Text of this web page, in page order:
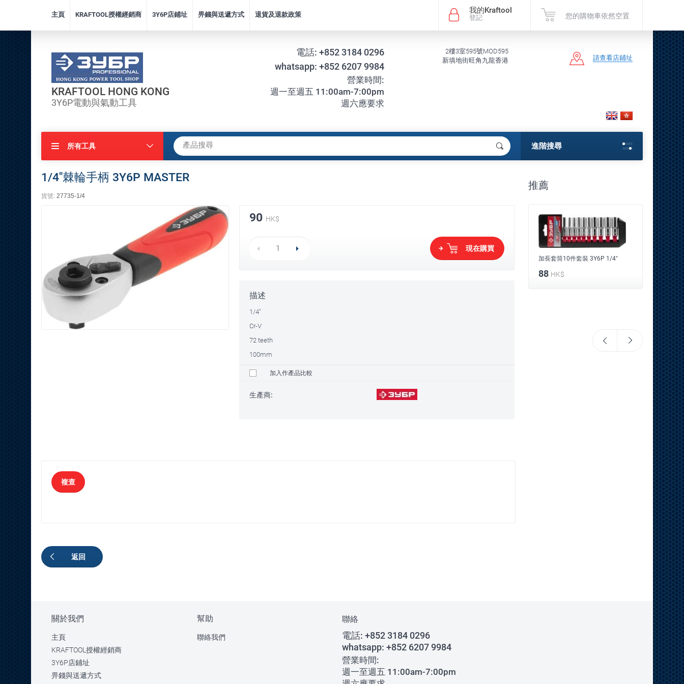
我的Kraftool
登記 您的購物車依然空置
主頁 KRAFTOOL授權經銷商 3Y6P店鋪址 畀錢與送遞方式 退貨及退款政策
KRAFTOOL HONG KONG
3Y6P電動與氣動工具
電話: +852 3184 0296
whatsapp: +852 6207 9984
營業時間:
週一至週五 11:00am-7:00pm
週六應要求
2樓3室595號MOD595
新填地街旺角九龍香港
請查看店鋪址
所有工具 進階搜尋
推薦
加長套筒10件套裝 3Y6P 1/4"
88
加長套筒10件套裝 3Y6P 1/4"
88 HK$
1/4"万
15
1/4"棘輪手柄 3Y6P MASTER
貨號: 27735-1/4
90 HK$
現在購買
描述
1/4"
Cr-V
72 teeth
100mm
加入作產品比較
生產商:
複查
返回
關於我們
主頁
KRAFTOOL授權經銷商
3Y6P店鋪址
畀錢與送遞方式
幫助
聯絡我們
聯絡
電話: +852 3184 0296
whatsapp: +852 6207 9984
營業時間:
週一至週五 11:00am-7:00pm